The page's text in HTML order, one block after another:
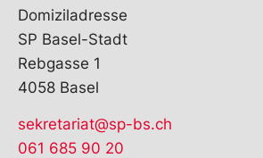
Domiziladresse
SP Basel-Stadt
Rebgasse 1
4058 Basel
sekretariat@sp-bs.ch
061 685 90 20